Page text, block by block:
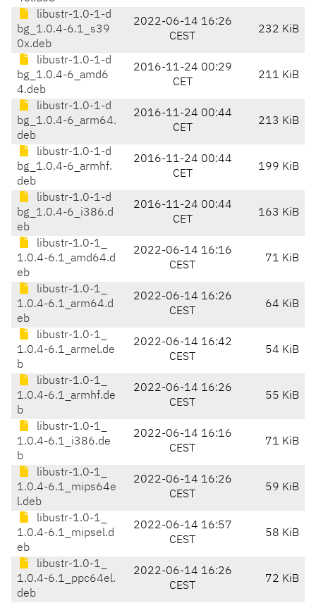
libustr-1.0-1-d
bg_1.0.4-6.1_s39
0x.deb
2022-06-14 16:26
CEST
232 KiB
libustr-1.0-1-d
bg_1.0.4-6_amd6
4.deb
2016-11-24 00:29
CET
211 KiB
libustr-1.0-1-d
bg_1.0.4-6_arm64.
deb
2016-11-24 00:44
CET
213 KiB
libustr-1.0-1-d
bg_1.0.4-6_armhf.
deb
2016-11-24 00:44
CET
199 KiB
libustr-1.0-1-d
bg_1.0.4-6_i386.d
eb
2016-11-24 00:44
CET
163 KiB
libustr-1.0-1_
1.0.4-6.1_amd64.d
eb
2022-06-14 16:16
CEST
71 KiB
libustr-1.0-1_
1.0.4-6.1_arm64.d
eb
2022-06-14 16:26
CEST
64 KiB
libustr-1.0-1_
1.0.4-6.1_armel.de
b
2022-06-14 16:42
CEST
54 KiB
libustr-1.0-1_
1.0.4-6.1_armhf.de
b
2022-06-14 16:26
CEST
55 KiB
libustr-1.0-1_
1.0.4-6.1_i386.de
b
2022-06-14 16:16
CEST
71 KiB
libustr-1.0-1_
1.0.4-6.1_mips64e
l.deb
2022-06-14 16:26
CEST
59 KiB
libustr-1.0-1_
1.0.4-6.1_mipsel.d
eb
2022-06-14 16:57
CEST
58 KiB
libustr-1.0-1_
1.0.4-6.1_ppc64el.
deb
2022-06-14 16:26
CEST
72 KiB